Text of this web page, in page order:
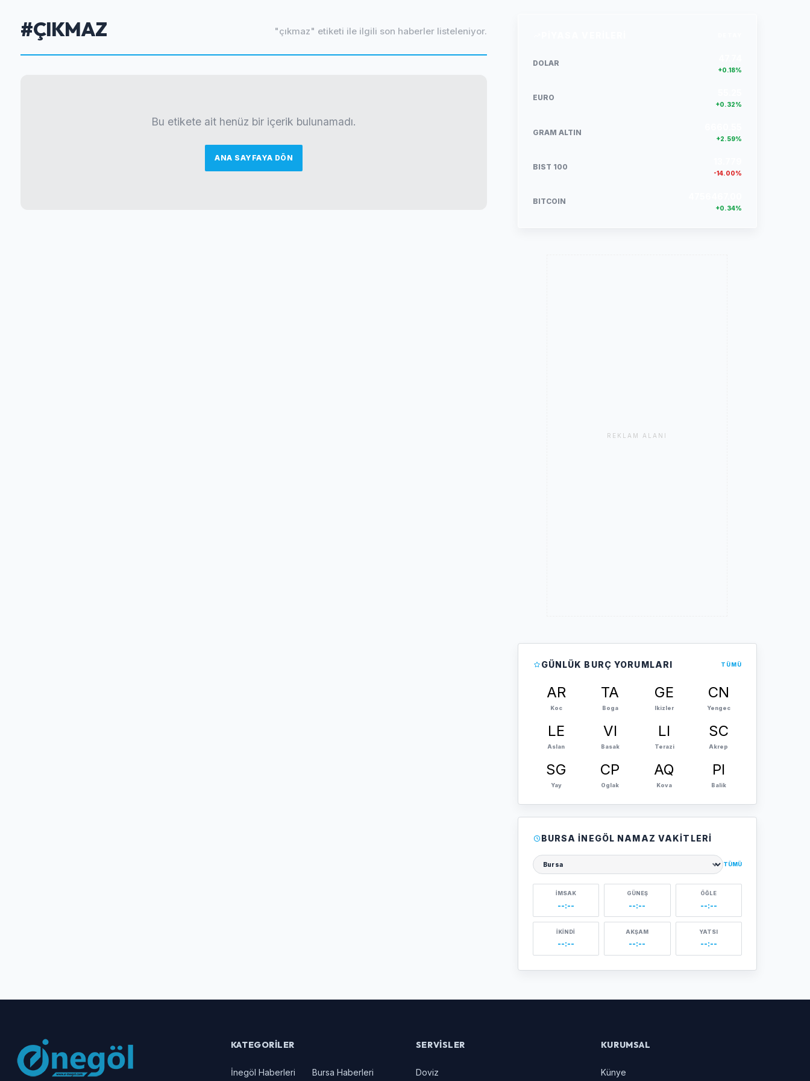
#ÇIKMAZ "çıkmaz" etiketi ile ilgili son haberler listeleniyor.
Bu etikete ait henüz bir içerik bulunamadı.
ANA SAYFAYA DÖN
DOLAR
+0.18%
EURO
+0.32%
GRAM ALTIN
+2.59%
BIST 100
-14.00%
BITCOIN
+0.34%
REKLAM ALANI
GÜNLÜK BURÇ YORUMLARI TÜMÜ
AR
Koc
TA
Boga
GE
Ikizler
CN
Yengec
LE
Aslan
VI
Basak
LI
Terazi
SC
Akrep
SG
Yay
CP
Oglak
AQ
Kova
PI
Balik
BURSA İNEGÖL NAMAZ VAKITLERI
Şehir seçin
TÜMÜ
İMSAK
--:--
GÜNEŞ
--:--
ÖĞLE
--:--
İKINDI
--:--
AKŞAM
--:--
YATSI
--:--
KATEGORILER
İnegöl Haberleri Bursa Haberleri
SERVISLER
Doviz
KURUMSAL
Künye